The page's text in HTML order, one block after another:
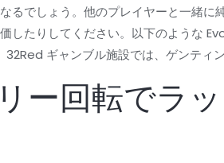
るでしょう。他のプレイヤーと一緒
したりしてください。以下のよう
ギャンブル施設では、ゲンティ
ー回転でラ